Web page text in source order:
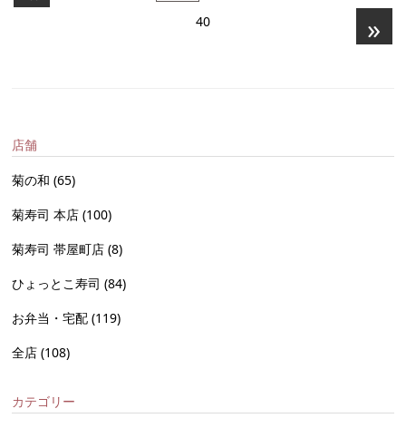
40 »
店舗
菊の和(65)
菊寿司 本店(100)
菊寿司 帯屋町店(8)
ひょっとこ寿司(84)
お弁当・宅配(119)
全店(108)
カテゴリー